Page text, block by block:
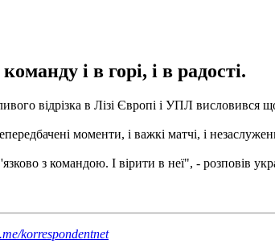
і в горі, і в радості.
відрізка в Лізі Європі і УПЛ висловився
моменти, і важкі матчі, і
з командою. І вірити в неї", - розповів
korrespondentnet